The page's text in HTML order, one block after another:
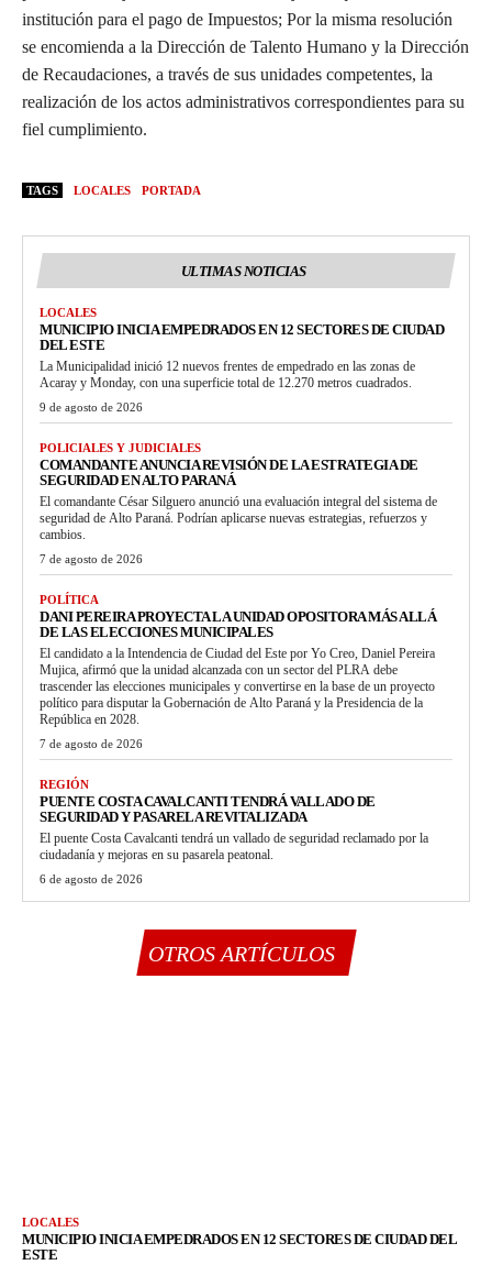
institución para el pago de Impuestos; Por la misma resolución
se encomienda a la Dirección de Talento Humano y la Dirección
de Recaudaciones, a través de sus unidades competentes, la
realización de los actos administrativos correspondientes para su
fiel cumplimiento.
TAGS LOCALES PORTADA
ULTIMAS NOTICIAS
LOCALES
MUNICIPIO INICIA EMPEDRADOS EN 12 SECTORES DE CIUDAD
DEL ESTE
La Municipalidad inició 12 nuevos frentes de empedrado en las zonas de
Acaray y Monday, con una superficie total de 12.270 metros cuadrados.
9 de agosto de 2026
POLICIALES Y JUDICIALES
COMANDANTE ANUNCIA REVISIÓN DE LA ESTRATEGIA DE
SEGURIDAD EN ALTO PARANÁ
El comandante César Silguero anunció una evaluación integral del sistema de
seguridad de Alto Paraná. Podrían aplicarse nuevas estrategias, refuerzos y
cambios.
7 de agosto de 2026
POLÍTICA
DANI PEREIRA PROYECTA LA UNIDAD OPOSITORA MÁS ALLÁ
DE LAS ELECCIONES MUNICIPALES
El candidato a la Intendencia de Ciudad del Este por Yo Creo, Daniel Pereira
Mujica, afirmó que la unidad alcanzada con un sector del PLRA debe
trascender las elecciones municipales y convertirse en la base de un proyecto
político para disputar la Gobernación de Alto Paraná y la Presidencia de la
República en 2028.
7 de agosto de 2026
REGIÓN
PUENTE COSTA CAVALCANTI TENDRÁ VALLADO DE
SEGURIDAD Y PASARELA REVITALIZADA
El puente Costa Cavalcanti tendrá un vallado de seguridad reclamado por la
ciudadanía y mejoras en su pasarela peatonal.
6 de agosto de 2026
OTROS ARTÍCULOS
LOCALES
MUNICIPIO INICIA EMPEDRADOS EN 12 SECTORES DE CIUDAD DEL
ESTE